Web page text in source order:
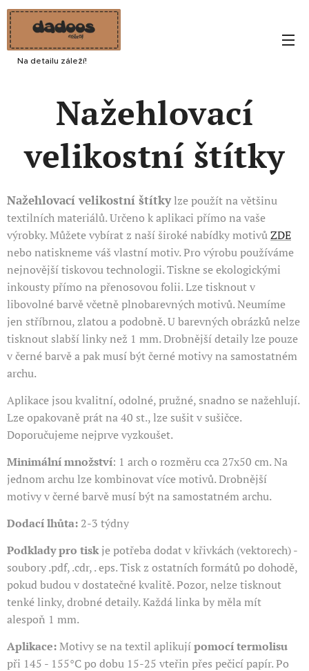
Na detailu záleží!
Nažehlovací
velikostní štítky
Nažehlovací velikostní štítkylze použít na většinu
textilních materiálů. Určeno k aplikaci přímo na vaše
výrobky. Můžete vybírat z naší široké nabídky motivůZDE
nebo natiskneme váš vlastní motiv. Pro výrobu používáme
nejnovější tiskovou technologii. Tiskne se ekologickými
inkousty přímo na přenosovou folii. Lze tisknout v
libovolné barvě včetně plnobarevných motivů. Neumíme
jen stříbrnou, zlatou a podobně. U barevných obrázků nelze
tisknout slabší linky než 1 mm. Drobnější detaily lze pouze
v černé barvě a pak musí být černé motivy na samostatném
archu.
Aplikace jsou kvalitní, odolné, pružné, snadno se nažehlují.
Lze opakovaně prát na 40 st., lze sušit v sušičce.
Doporučujeme nejprve vyzkoušet.
Minimální množství: 1 arch o rozměru cca 27x50 cm. Na
jednom archu lze kombinovat více motivů. Drobnější
motivy v černé barvě musí být na samostatném archu.
Dodací lhůta: 2-3 týdny
Podklady pro tiskje potřeba dodat v křivkách (vektorech) -
soubory .pdf, .cdr, . eps. Tisk z ostatních formátů po dohodě,
pokud budou v dostatečné kvalitě. Pozor, nelze tisknout
tenké linky, drobné detaily. Každá linka by měla mít
alespoň 1 mm.
Aplikace:Motivy se na textil aplikujípomocí termolisu
při 145 - 155°C po dobu 15-25 vteřin přes pečicí papír. Po